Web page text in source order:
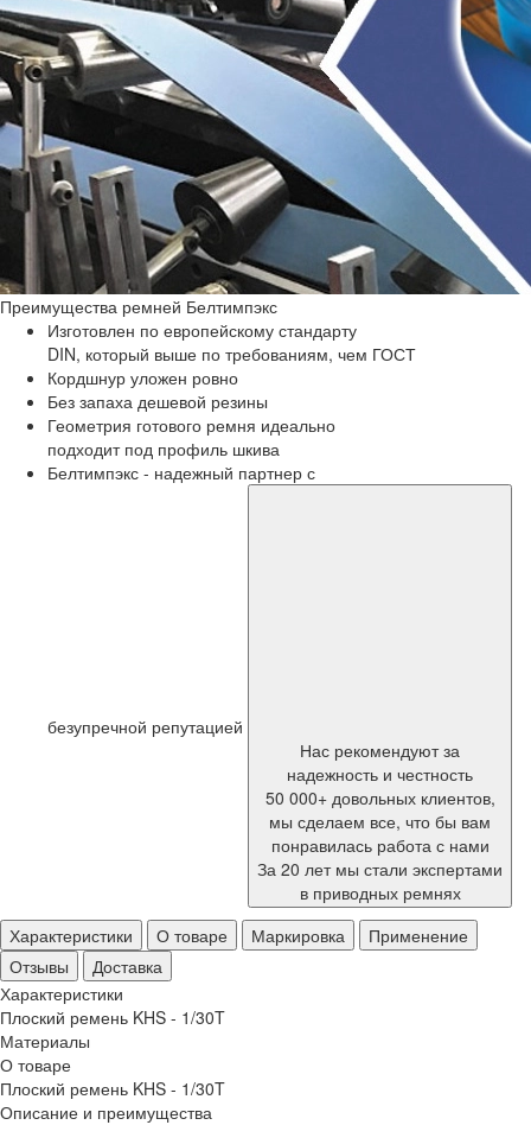
Преимущества ремней Белтимпэкс
Изготовлен по европейскому стандарту
DIN, который выше по требованиям, чем ГОСТ
Кордшнур уложен ровно
Без запаха дешевой резины
Геометрия готового ремня идеально
подходит под профиль шкива
Белтимпэкс - надежный партнер с
безупречной репутацией
Нас рекомендуют за
надежность и честность
50 000+ довольных клиентов,
мы сделаем все, что бы вам
понравилась работа с нами
За 20 лет мы стали экспертами
в приводных ремнях
Характеристики
О товаре Маркировка
Применение
Отзывы
Доставка
Характеристики
Плоский ремень KHS - 1/30T
Материалы
О товаре
Плоский ремень KHS - 1/30T
Описание и преимущества